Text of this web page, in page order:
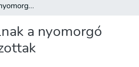
Megmozdulnak a nyomorgó közalkalmazottak
a nyomorgó